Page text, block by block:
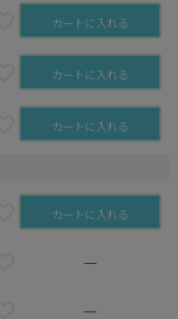
カートに入れる
カートに入れる
カートに入れる
カートに入れる
—
—